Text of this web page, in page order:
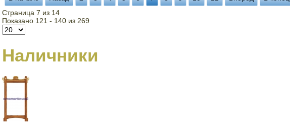
Страница 7 из 14
Показано 121 - 140 из 269
Наличники